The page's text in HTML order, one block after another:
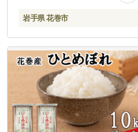
岩手県 花巻市